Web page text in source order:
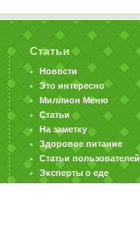
Статьи
Новости
Это интересно
Миллион Меню
Статьи
На заметку
Здоровое питание
Статьи пользователей
Эксперты о еде